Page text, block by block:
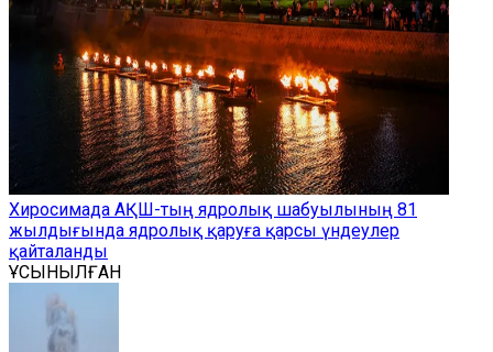
Хиросимада АҚШ-тың ядролық шабуылының 81
жылдығында ядролық қаруға қарсы үндеулер
қайталанды
ҰСЫНЫЛҒАН